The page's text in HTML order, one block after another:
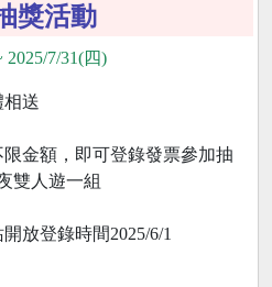
獎活動
7/31(四)
送
金額，即可登錄發票參加抽
雙人遊一組
放登錄時間2025/6/1